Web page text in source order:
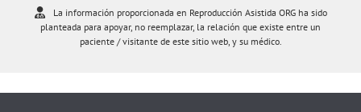
La información proporcionada en Reproducción Asistida ORG ha sido
planteada para apoyar, no reemplazar, la relación que existe entre un
paciente / visitante de este sitio web, y su médico.